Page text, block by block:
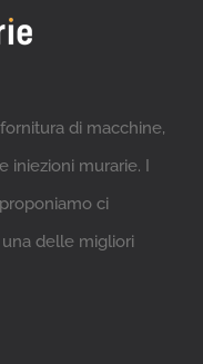
di macchine,
iniezioni murarie. I
ci
delle migliori